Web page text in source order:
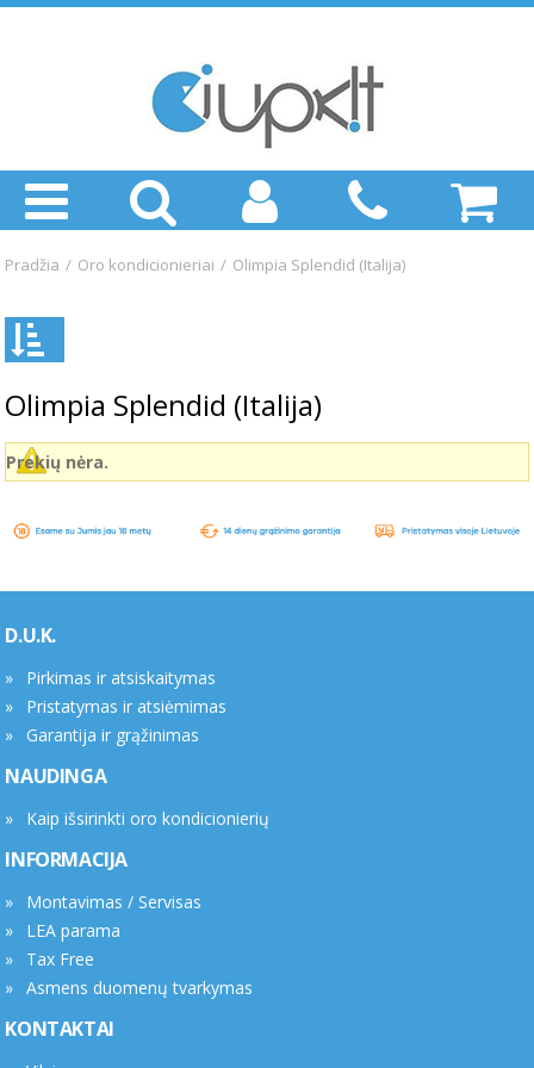
Pradžia / Oro kondicionieriai / Olimpia Splendid (Italija)
Olimpia Splendid (Italija)
Prekių nėra.
D.U.K.
Pirkimas ir atsiskaitymas
Pristatymas ir atsiėmimas
Garantija ir grąžinimas
NAUDINGA
Kaip išsirinkti oro kondicionierių
INFORMACIJA
Montavimas / Servisas
LEA parama
Tax Free
Asmens duomenų tvarkymas
KONTAKTAI